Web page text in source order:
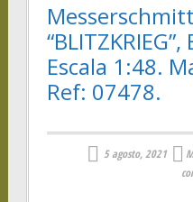
Escala 1:48.
Ref: 07478.
5 agosto, 2021